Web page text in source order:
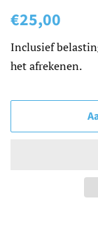
Normale
€25,00
Inclusief
het afrekenen.